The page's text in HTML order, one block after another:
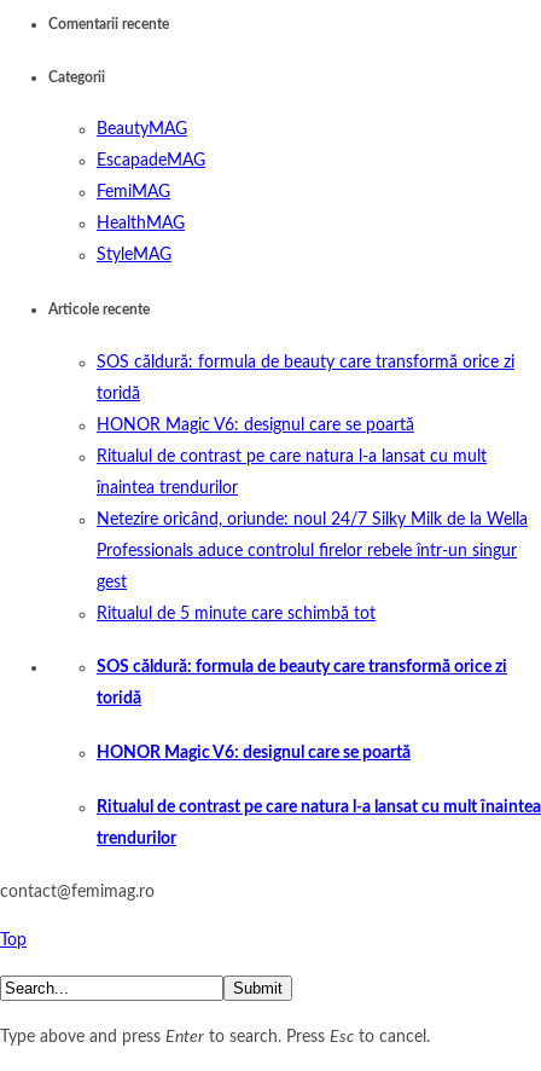
Comentarii recente
Categorii
BeautyMAG
EscapadeMAG
FemiMAG
HealthMAG
StyleMAG
Articole recente
SOS căldură: formula de beauty care transformă orice zi
toridă
HONOR Magic V6: designul care se poartă
Ritualul de contrast pe care natura l-a lansat cu mult
înaintea trendurilor
Netezire oricând, oriunde: noul 24/7 Silky Milk de la Wella
Professionals aduce controlul firelor rebele într-un singur
gest
Ritualul de 5 minute care schimbă tot
SOS căldură: formula de beauty care transformă orice zi
toridă
HONOR Magic V6: designul care se poartă
Ritualul de contrast pe care natura l-a lansat cu mult înaintea
trendurilor
contact@femimag.ro
Top
Submit
Type above and press Enter to search. Press Esc to cancel.